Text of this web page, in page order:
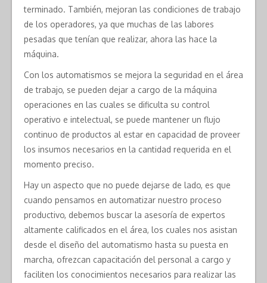
terminado. También, mejoran las condiciones de trabajo
de los operadores, ya que muchas de las labores
pesadas que tenían que realizar, ahora las hace la
máquina.
Con los automatismos se mejora la seguridad en el área
de trabajo, se pueden dejar a cargo de la máquina
operaciones en las cuales se dificulta su control
operativo e intelectual, se puede mantener un flujo
continuo de productos al estar en capacidad de proveer
los insumos necesarios en la cantidad requerida en el
momento preciso.
Hay un aspecto que no puede dejarse de lado, es que
cuando pensamos en automatizar nuestro proceso
productivo, debemos buscar la asesoría de expertos
altamente calificados en el área, los cuales nos asistan
desde el diseño del automatismo hasta su puesta en
marcha, ofrezcan capacitación del personal a cargo y
faciliten los conocimientos necesarios para realizar las